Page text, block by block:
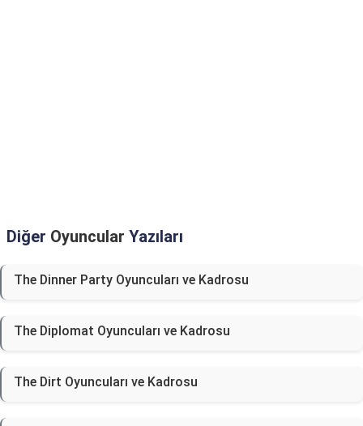
Diğer Oyuncular Yazıları
The Dinner Party Oyuncuları ve Kadrosu
The Diplomat Oyuncuları ve Kadrosu
The Dirt Oyuncuları ve Kadrosu